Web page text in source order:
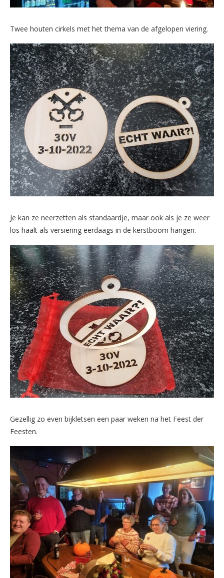
Twee houten cirkels met het thema van de afgelopen viering.
Je kan ze neerzetten als standaardje, maar ook als je ze weer
los haalt als versiering eerdaags in de kerstboom hangen.
Gezellig zo even bijkletsen een paar weken na het Feest der
Feesten.